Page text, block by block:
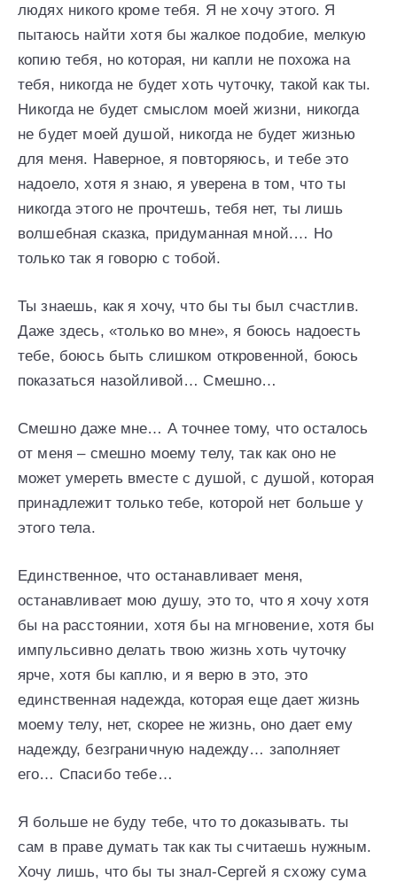
людях никого кроме тебя. Я не хочу этого. Я
пытаюсь найти хотя бы жалкое подобие, мелкую
копию тебя, но которая, ни капли не похожа на
тебя, никогда не будет хоть чуточку, такой как ты.
Никогда не будет смыслом моей жизни, никогда
не будет моей душой, никогда не будет жизнью
для меня. Наверное, я повторяюсь, и тебе это
надоело, хотя я знаю, я уверена в том, что ты
никогда этого не прочтешь, тебя нет, ты лишь
волшебная сказка, придуманная мной.… Но
только так я говорю с тобой.
Ты знаешь, как я хочу, что бы ты был счастлив.
Даже здесь, «только во мне», я боюсь надоесть
тебе, боюсь быть слишком откровенной, боюсь
показаться назойливой… Смешно…
Смешно даже мне… А точнее тому, что осталось
от меня – смешно моему телу, так как оно не
может умереть вместе с душой, с душой, которая
принадлежит только тебе, которой нет больше у
этого тела.
Единственное, что останавливает меня,
останавливает мою душу, это то, что я хочу хотя
бы на расстоянии, хотя бы на мгновение, хотя бы
импульсивно делать твою жизнь хоть чуточку
ярче, хотя бы каплю, и я верю в это, это
единственная надежда, которая еще дает жизнь
моему телу, нет, скорее не жизнь, оно дает ему
надежду, безграничную надежду… заполняет
его… Спасибо тебе…
Я больше не буду тебе, что то доказывать. ты
сам в праве думать так как ты считаешь нужным.
Хочу лишь, что бы ты знал-Сергей я схожу сума